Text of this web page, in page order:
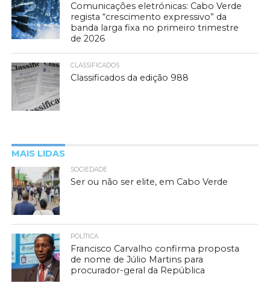
Comunicações eletrónicas: Cabo Verde
regista “crescimento expressivo” da
banda larga fixa no primeiro trimestre
de 2026
CLASSIFICADOS
Classificados da edição 988
MAIS LIDAS
SOCIEDADE
Ser ou não ser elite, em Cabo Verde
POLÍTICA
Francisco Carvalho confirma proposta
de nome de Júlio Martins para
procurador-geral da República